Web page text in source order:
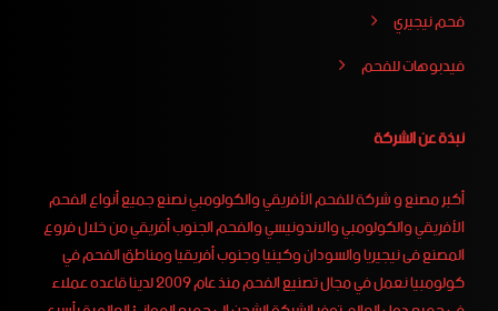
فحم نيجيري
فيدبوهات للفحم
نبذة عن الشركة
أكبر مصنع و شركة للفحم الأفريقي والكولومبي نصنع جميع أنواع الفحم
الأفريقي والكولومبي والاندونيسي والفحم الجنوب أفريقي من خلال فروع
المصنع فى نيجيريا والسودان وكينيا وجنوب أفريقيا ومناطق الفحم في
كولومبيا نعمل في مجال تصنيع الفحم منذ عام 2009 لدينا قاعده عملاء